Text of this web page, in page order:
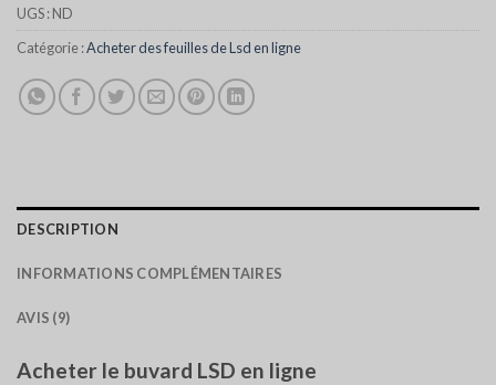
UGS :ND
Catégorie :Acheter des feuilles de Lsd en ligne
DESCRIPTION
INFORMATIONS COMPLÉMENTAIRES
AVIS (9)
Acheter le buvard LSD en ligne